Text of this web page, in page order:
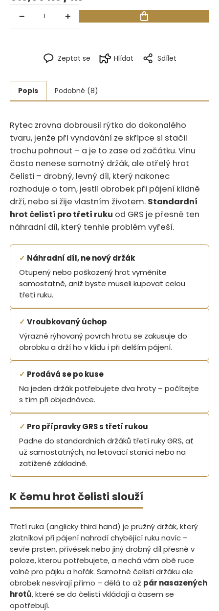
Zeptat se Hlídat Sdílet
Popis Podobné (8)
Rytec zrovna dobrousil rýtko do dokonalého
tvaru, jenže při vyndavání ze skřipce si stačil
trochu pohnout – a je to zase od začátku. Vinu
často nenese samotný držák, ale otřelý hrot
čelisti – drobný, levný díl, který nakonec
rozhoduje o tom, jestli obrobek při pájení klidně
drží, nebo si žije vlastním životem. Standardní
hrot čelistí pro třetí ruku od GRS je přesně ten
náhradní díl, který tenhle problém vyřeší.
✓ Náhradní díl, ne nový držák
Otupený nebo poškozený hrot vyměníte
samostatně, aniž byste museli kupovat celou
třetí ruku.
✓ Vroubkovaný úchop
Výrazně rýhovaný povrch hrotu se zakusuje do
obrobku a drží ho v klidu i při delším pájení.
✓ Prodává se po kuse
Na jeden držák potřebujete dva hroty – počítejte
s tím při objednávce.
✓ Pro přípravky GRS s třetí rukou
Padne do standardních držáků třetí ruky GRS, ať
už samostatných, na letovací stanici nebo na
zatížené základně.
K čemu hrot čelisti slouží
Třetí ruka (anglicky third hand) je pružný držák, který
zlatníkovi při pájení nahradí chybějící ruku navíc –
sevře prsten, přívěsek nebo jiný drobný díl přesně v
poloze, kterou potřebujete, a nechá vám obě ruce
volné pro pájku a hořák. Samotné čelisti držáku ale
obrobek nesvírají přímo – dělá to až pár nasazených
hrotů, které se do čelistí vkládají a časem se
opotřebují.